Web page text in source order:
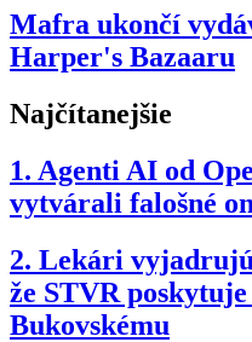
Mafra ukončí
Harper's Bazaaru
Najčítanejšie
1. Agenti AI od
vytvárali falošné
2. Lekári vyjadrujú
že STVR
Bukovskému